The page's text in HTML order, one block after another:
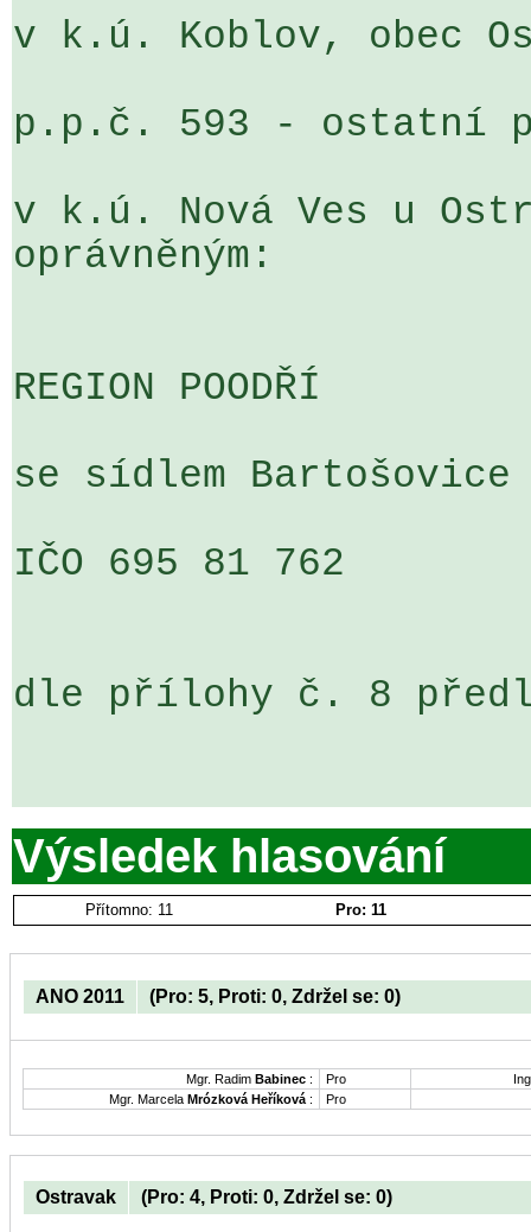
v k.ú. Koblov, obec
p.p.č. 593 - ostatní
v k.ú. Nová Ves u
oprávněným:
REGION POODŘÍ
se sídlem
IČO 695 81 762
dle přílohy č. 8
Výsledek hlasování
Přítomno: 11 Pro: 11
ANO 2011 (Pro: 5, Proti: 0, Zdržel se: 0)
Mgr. Radim Babinec : Pro
Mgr. Marcela Mrózková Heříková : Pro
Ostravak (Pro: 4, Proti: 0, Zdržel se: 0)